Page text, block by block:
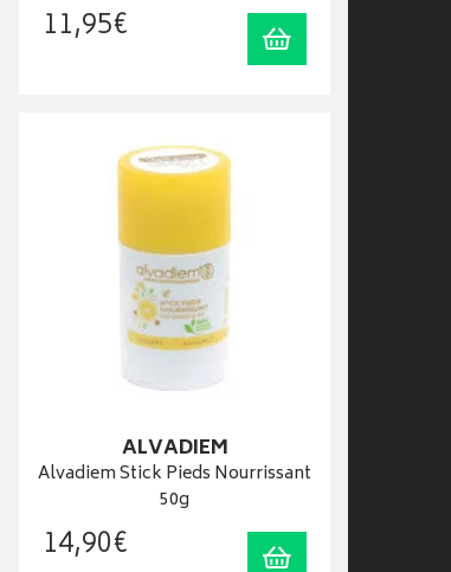
panier
11,95€ Ajouter au panier
panier
ALVADIEM
Alvadiem Stick Pieds Nourrissant
50g
14,90€ Ajouter au panier